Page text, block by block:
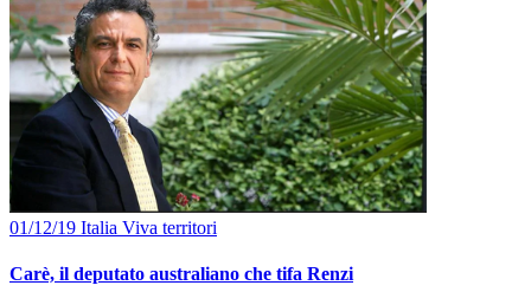
01/12/19 Italia Viva territori
Carè, il deputato australiano che tifa Renzi